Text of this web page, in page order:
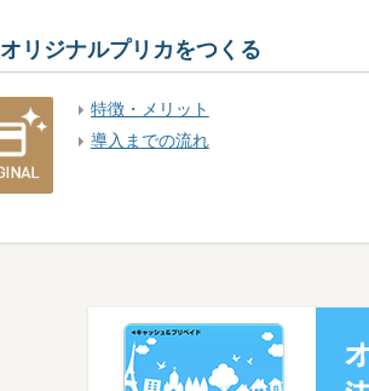
リジナルプリカをつくる
特徴・メリット
導入までの流れ